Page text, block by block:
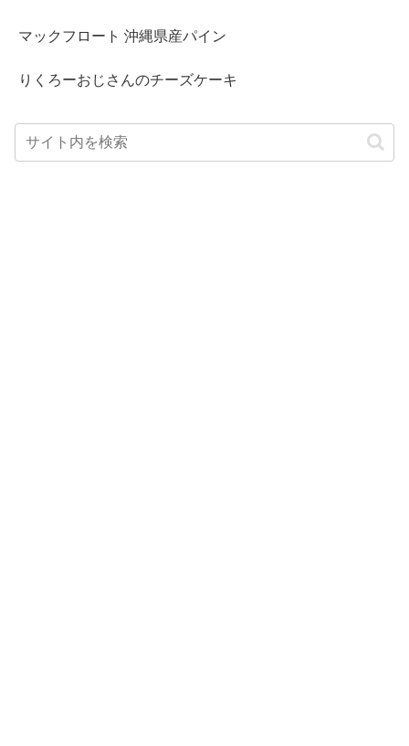
マックフロート 沖縄県産パイン
りくろーおじさんのチーズケーキ